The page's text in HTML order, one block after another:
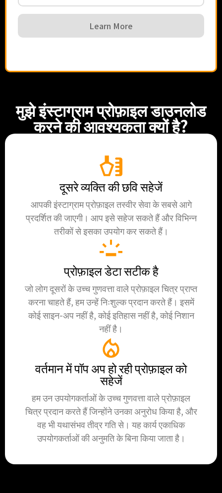
Learn More
मुझे इंस्टाग्राम प्रोफ़ाइल डाउनलोड
करने की आवश्यकता क्यों है?
दूसरे व्यक्ति की छवि सहेजें
आपकी इंस्टाग्राम प्रोफ़ाइल तस्वीर सेवा के सबसे आगे
प्रदर्शित की जाएगी। आप इसे सहेज सकते हैं और विभिन्न
तरीकों से इसका उपयोग कर सकते हैं।
प्रोफ़ाइल डेटा सटीक है
जो लोग दूसरों के उच्च गुणवत्ता वाले प्रोफ़ाइल चित्र प्राप्त
करना चाहते हैं, हम उन्हें निःशुल्क प्रदान करते हैं। इसमें
कोई साइन-अप नहीं है, कोई इतिहास नहीं है, कोई निशान
नहीं है।
वर्तमान में पॉप अप हो रही प्रोफ़ाइल को
सहेजें
हम उन उपयोगकर्ताओं के उच्च गुणवत्ता वाले प्रोफ़ाइल
चित्र प्रदान करते हैं जिन्होंने उनका अनुरोध किया है, और
वह भी यथासंभव तीव्र गति से। यह कार्य एकाधिक
उपयोगकर्ताओं की अनुमति के बिना किया जाता है।